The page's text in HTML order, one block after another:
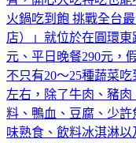
火鍋吃到飽 挑戰全台
店）」就位於在圓環
元、平日晚餐290元，
不只有20～25種蔬菜
左右，除了牛肉、豬
料、鴨血、豆腐、少
味熟食、飲料冰淇淋